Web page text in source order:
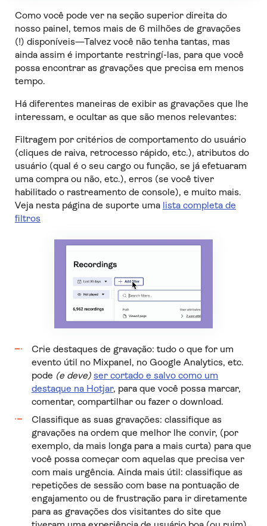
Como você pode ver na seção superior direita do
nosso painel, temos mais de 6 milhões de gravações
(!) disponíveis—Talvez você não tenha tantas, mas
ainda assim é importante restringí-las, para que você
possa encontrar as gravações que precisa em menos
tempo.
Há diferentes maneiras de exibir as gravações que lhe
interessam, e ocultar as que são menos relevantes:
Filtragem por critérios de comportamento do usuário
(cliques de raiva, retrocesso rápido, etc.), atributos do
usuário (qual é o seu cargo ou função, se já efetuaram
uma compra ou não, etc.), erros (se você tiver
habilitado o rastreamento de console), e muito mais.
Veja nesta página de suporte uma lista completa de
filtros
Crie destaques de gravação: tudo o que for um
evento útil no Mixpanel, no Google Analytics, etc.
pode (e deve) ser cortado e salvo como um
destaque na Hotjar, para que você possa marcar,
comentar, compartilhar ou fazer o download.
Classifique as suas gravações: classifique as
gravações na ordem que melhor lhe convir, (por
exemplo, da mais longa para a mais curta) para que
você possa começar com aquelas que precisa ver
com mais urgência. Ainda mais útil: classifique as
repetições de sessão com base na pontuação de
engajamento ou de frustração para ir diretamente
para as gravações dos visitantes do site que